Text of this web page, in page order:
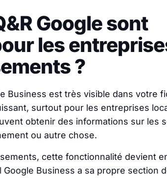
Google sont
les
?
Business est très visible dans votre
surtout pour les entreprises
obtenir des informations sur les
ou autre chose.
cette fonctionnalité devient
Business a sa propre section